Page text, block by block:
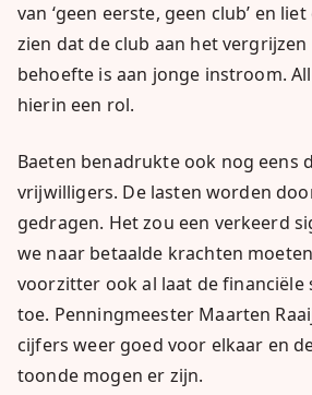
van ‘geen eerste, geen club’ en
zien dat de club aan het
behoefte is aan jonge instroom.
hierin een rol.
Baeten benadrukte ook nog eens
vrijwilligers. De lasten worden
gedragen. Het zou een verkeerd
we naar betaalde krachten
voorzitter ook al laat de financiële
toe. Penningmeester Maarten
cijfers weer goed voor elkaar en
toonde mogen er zijn.